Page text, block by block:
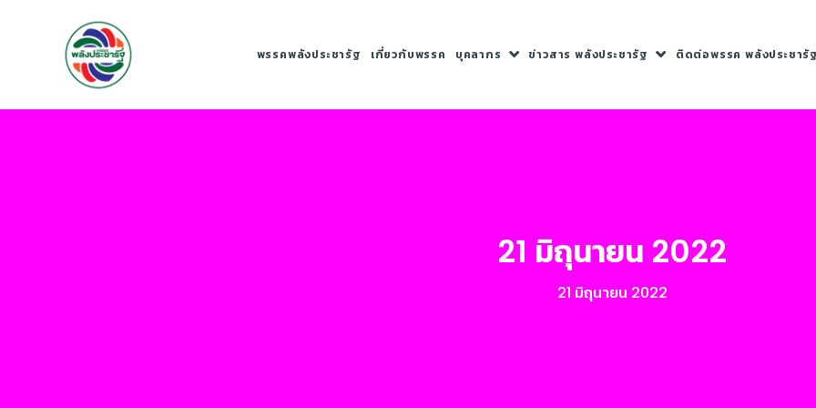
พรรคพลังประชารัฐ เกี่ยวกับพรรค บุคลากร ข่าวสาร พลังประชารัฐ ติดต่อพรรค พลังประชารัฐ
21 มิถุนายน 2022
21 มิถุนายน 2022